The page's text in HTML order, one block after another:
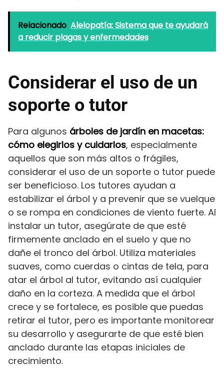
Relacionado Alelopatía: Sistema que te ayudará
a reducir plagas y enfermedades
Considerar el uso de un
soporte o tutor
Para algunos árboles de jardín en macetas:
cómo elegirlos y cuidarlos, especialmente
aquellos que son más altos o frágiles,
considerar el uso de un soporte o tutor puede
ser beneficioso. Los tutores ayudan a
estabilizar el árbol y a prevenir que se vuelque
o se rompa en condiciones de viento fuerte. Al
instalar un tutor, asegúrate de que esté
firmemente anclado en el suelo y que no
dañe el tronco del árbol. Utiliza materiales
suaves, como cuerdas o cintas de tela, para
atar el árbol al tutor, evitando así cualquier
daño en la corteza. A medida que el árbol
crece y se fortalece, es posible que puedas
retirar el tutor, pero es importante monitorear
su desarrollo y asegurarte de que esté bien
anclado durante las etapas iniciales de
crecimiento.